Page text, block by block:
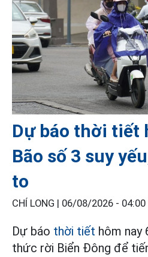
Dự báo thời tiết
Bão số 3 suy
to
CHÍ LONG | 06/08/2026 - 04:00
Dự báo thời tiết hôm nay
thức rời Biển Đông để